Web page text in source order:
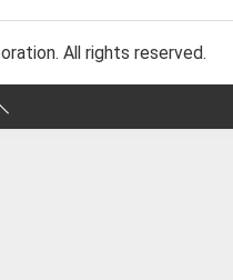
All rights reserved.